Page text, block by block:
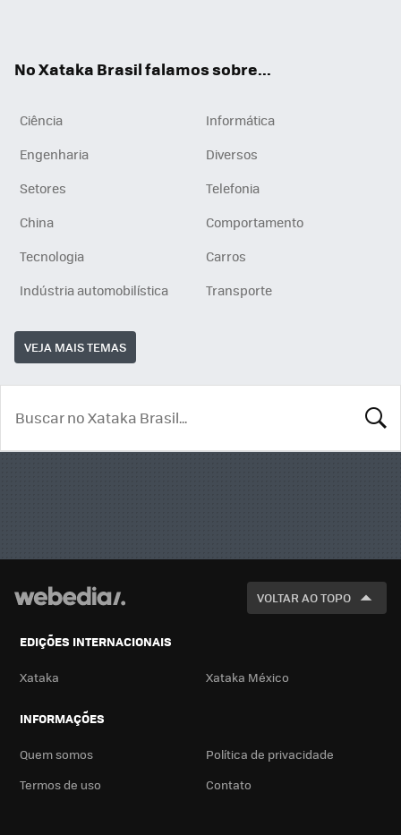
No Xataka Brasil falamos sobre...
Ciência
Informática
Engenharia
Diversos
Setores
Telefonia
China
Comportamento
Tecnologia
Carros
Indústria automobilística
Transporte
VEJA MAIS TEMAS
VOLTAR AO TOPO
EDIÇÕES INTERNACIONAIS
Xataka Xataka México
INFORMAÇÕES
Quem somos
Política de privacidade
Termos de uso
Contato